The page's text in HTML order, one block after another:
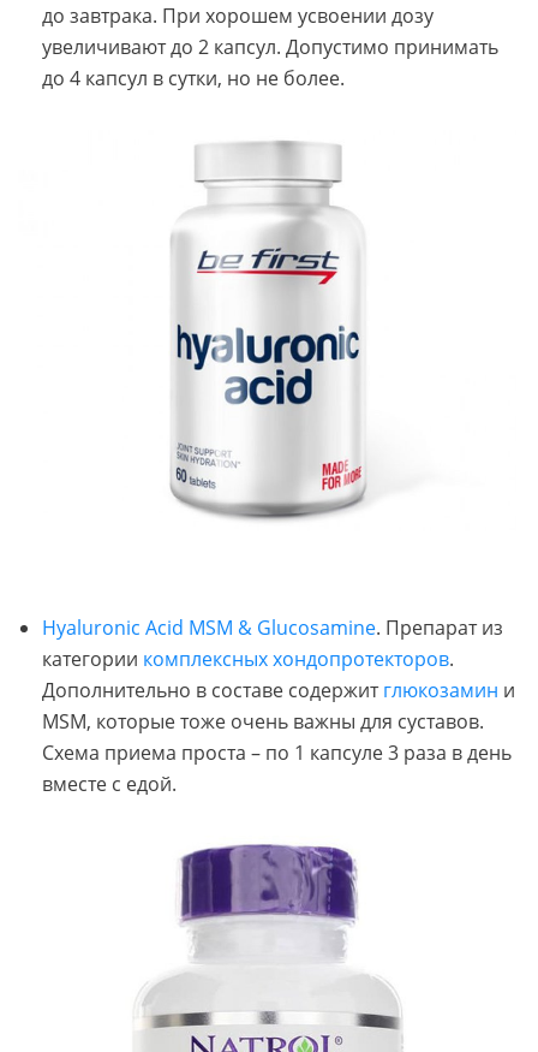
до завтрака. При хорошем усвоении дозу
увеличивают до 2 капсул. Допустимо принимать
до 4 капсул в сутки, но не более.
Hyaluronic Acid MSM & Glucosamine. Препарат из
категории комплексных хондопротекторов.
Дополнительно в составе содержитглюкозамин и
MSM, которые тоже очень важны для суставов.
Схема приема проста – по 1 капсуле 3 раза в день
вместе с едой.